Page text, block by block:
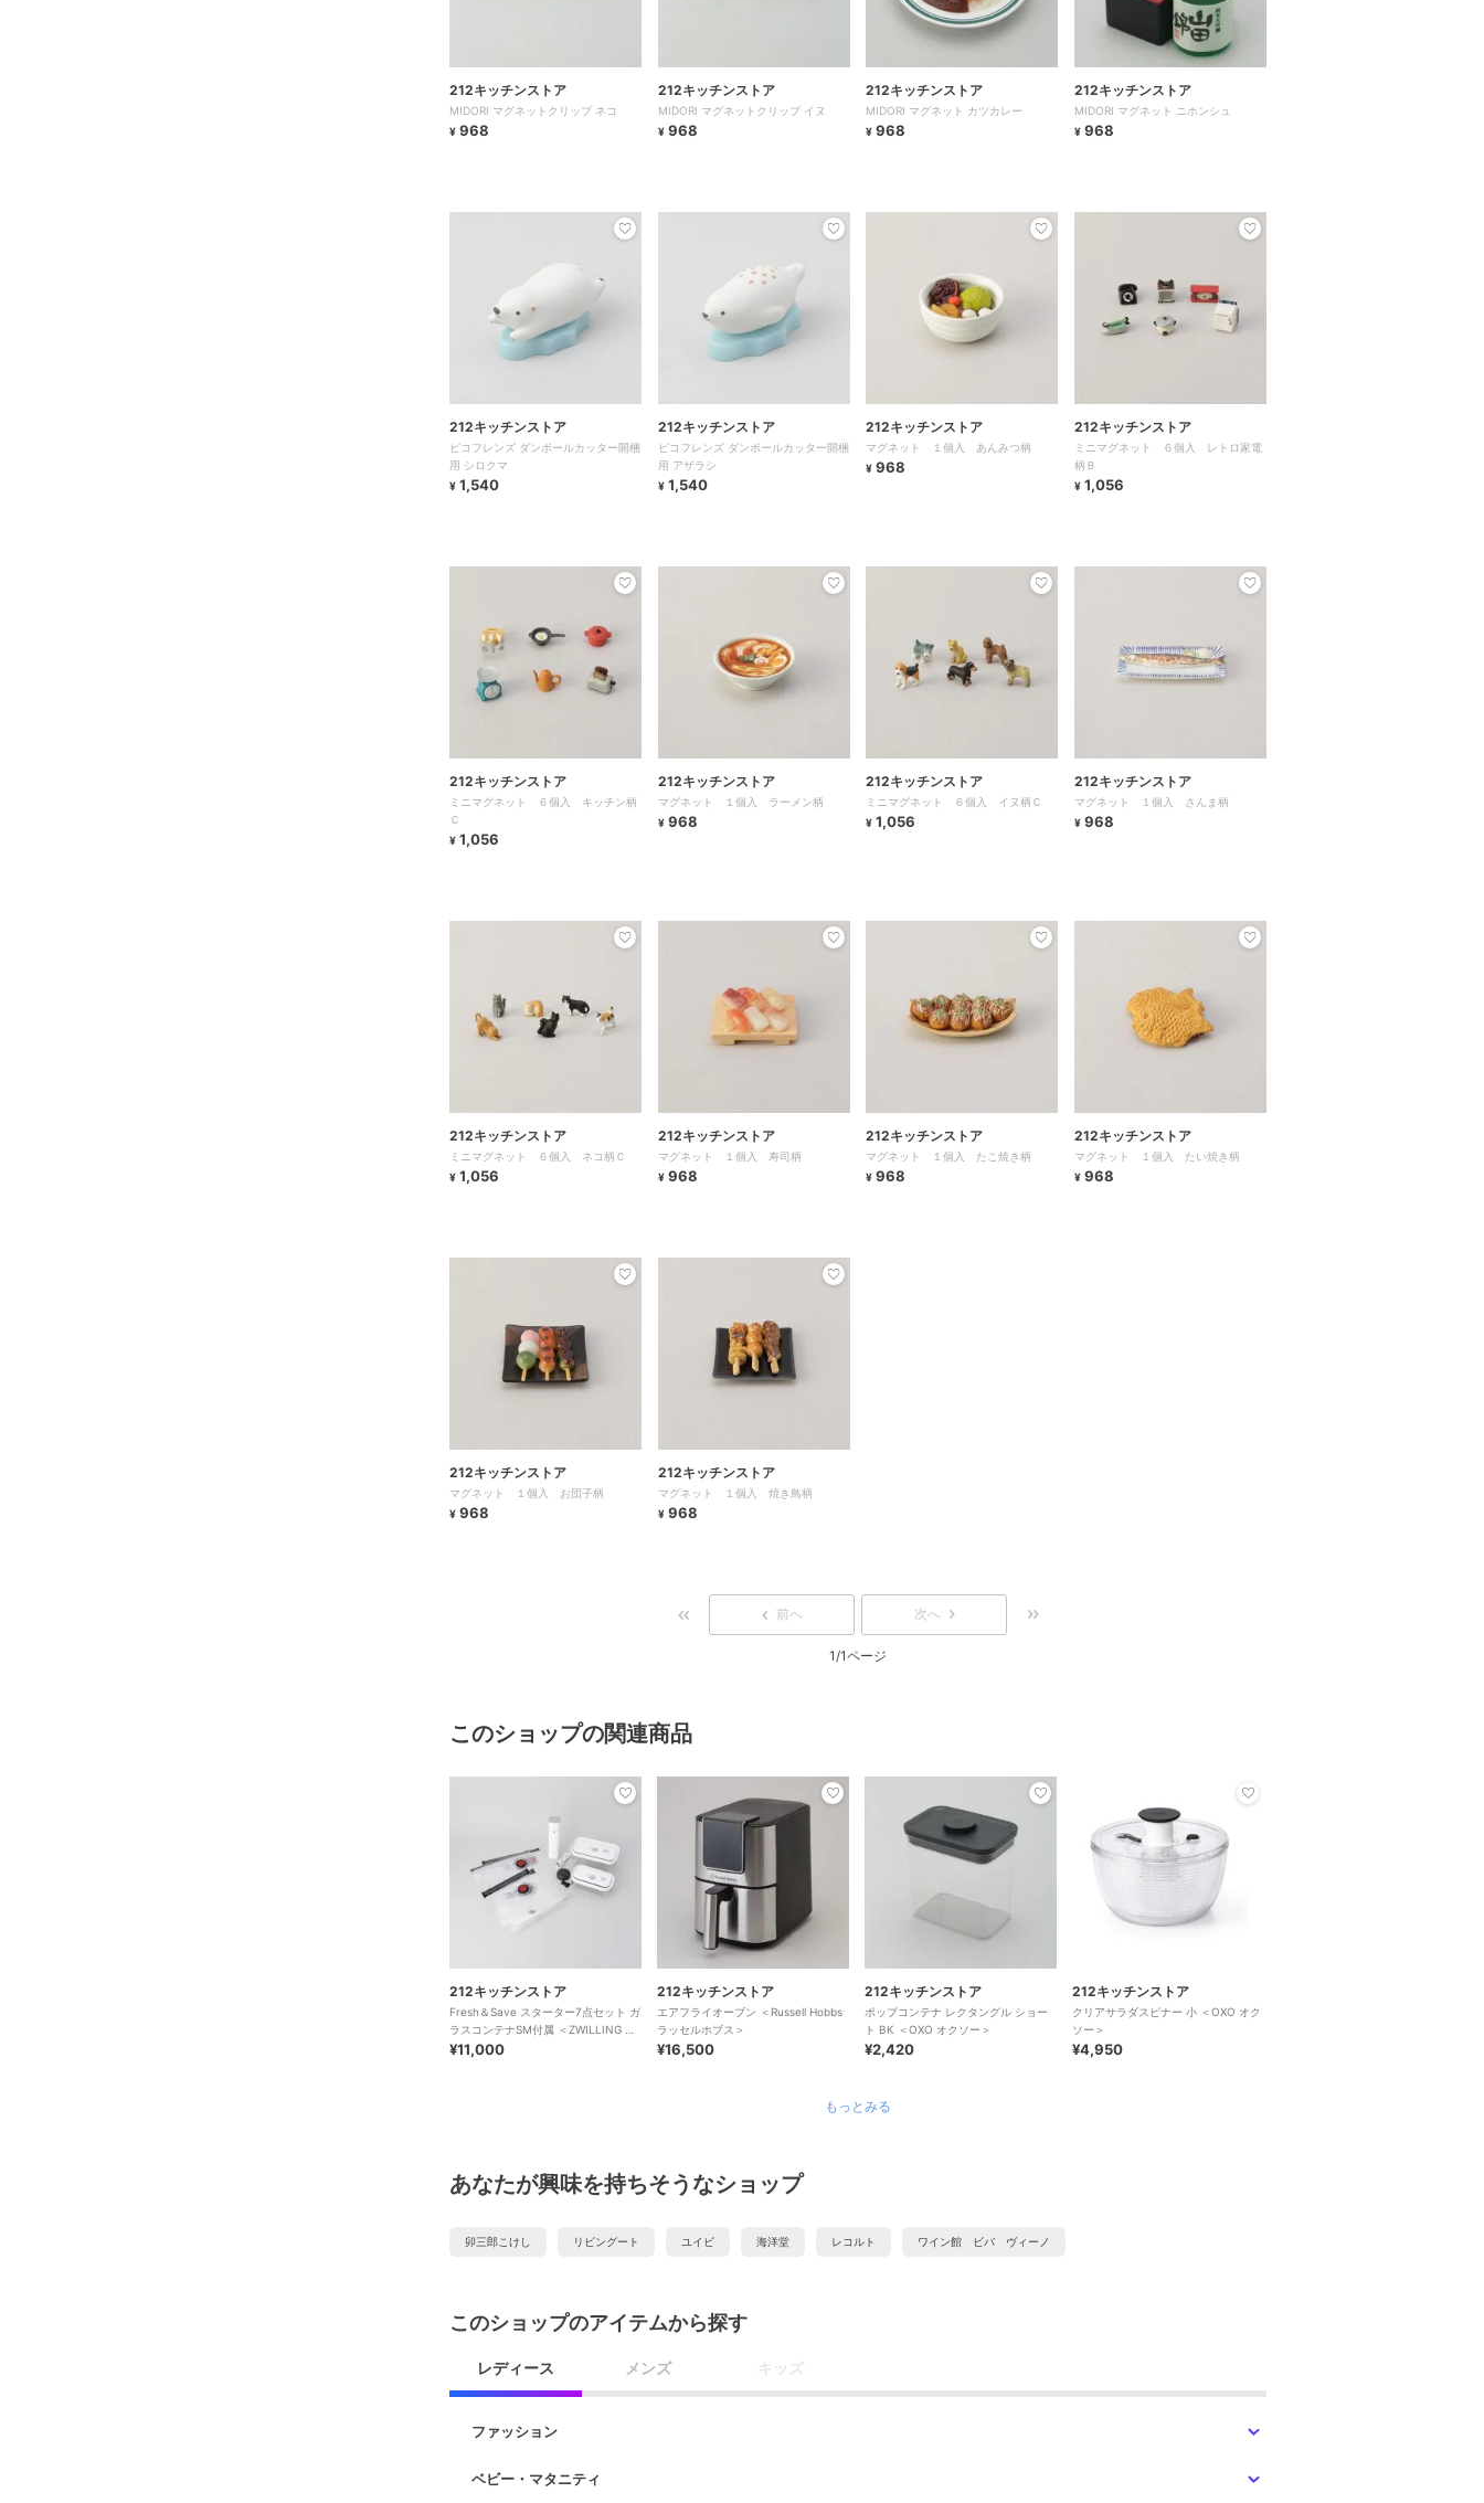
212キッチンストア
MIDORI マグネットクリップ ネコ
¥ 968
212キッチンストア
MIDORI マグネットクリップ イヌ
¥ 968
212キッチンストア
MIDORI マグネット カツカレー
¥ 968
212キッチンストア
MIDORI マグネット ニホンシュ
¥ 968
212キッチンストア
ピコフレンズ ダンボールカッター開梱
用 シロクマ
¥ 1,540
212キッチンストア
ピコフレンズ ダンボールカッター開梱
用 アザラシ
¥ 1,540
212キッチンストア
マグネット １個入 あんみつ柄
¥ 968
212キッチンストア
ミニマグネット ６個入 レトロ家電
柄Ｂ
¥ 1,056
212キッチンストア
ミニマグネット ６個入 キッチン柄
Ｃ
¥ 1,056
212キッチンストア
マグネット １個入 ラーメン柄
¥ 968
212キッチンストア
ミニマグネット ６個入 イヌ柄Ｃ
¥ 1,056
212キッチンストア
マグネット １個入 さんま柄
¥ 968
212キッチンストア
ミニマグネット ６個入 ネコ柄Ｃ
¥ 1,056
212キッチンストア
マグネット １個入 寿司柄
¥ 968
212キッチンストア
マグネット １個入 たこ焼き柄
¥ 968
212キッチンストア
マグネット １個入 たい焼き柄
¥ 968
212キッチンストア
マグネット １個入 お団子柄
¥ 968
212キッチンストア
マグネット １個入 焼き鳥柄
¥ 968
前へ 次へ
1/1ページ
このショップの関連商品
212キッチンストア
Fresh＆Save スターター7点セット ガ
ラスコンテナSM付属 ＜ZWILLING ツ
ヴィリング ＞
¥11,000
212キッチンストア
エアフライオーブン ＜Russell Hobbs
ラッセルホブス＞
¥16,500
212キッチンストア
ポップコンテナ レクタングル ショー
ト BK ＜OXO オクソー＞
¥2,420
212キッチンストア
クリアサラダスピナー 小 ＜OXO オク
ソー＞
¥4,950
もっとみる
あなたが興味を持ちそうなショップ
卯三郎こけし リビングート ユイビ 海洋堂 レコルト ワイン館 ビバ ヴィーノ
このショップのアイテムから探す
レディース メンズ キッズ
ファッション
ベビー・マタニティ